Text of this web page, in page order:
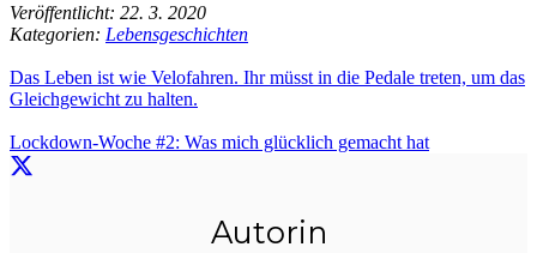
Veröffentlicht: 22. 3. 2020
Kategorien: Lebensgeschichten
Das Leben ist wie Velofahren. Ihr müsst in die Pedale treten, um das
Gleichgewicht zu halten.
Lockdown-Woche #2: Was mich glücklich gemacht hat
Autorin